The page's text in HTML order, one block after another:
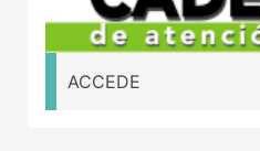
ACCEDE